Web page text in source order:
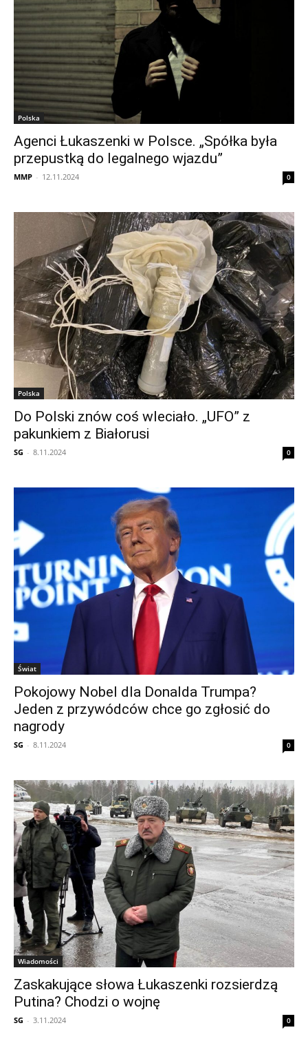
Polska
Agenci Łukaszenki w Polsce. „Spółka była
przepustką do legalnego wjazdu”
MMP - 12.11.2024 0
Polska
Do Polski znów coś wleciało. „UFO” z
pakunkiem z Białorusi
SG - 8.11.2024 0
Świat
Pokojowy Nobel dla Donalda Trumpa?
Jeden z przywódców chce go zgłosić do
nagrody
SG - 8.11.2024 0
Wiadomości
Zaskakujące słowa Łukaszenki rozsierdzą
Putina? Chodzi o wojnę
SG - 3.11.2024 0